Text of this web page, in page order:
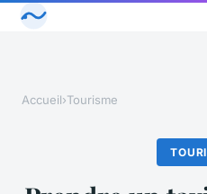
Accueil›Tourisme